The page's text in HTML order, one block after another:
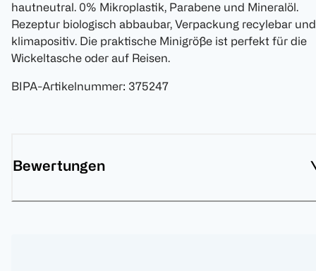
hautneutral. 0% Mikroplastik, Parabene und Mineralöl.
Rezeptur biologisch abbaubar, Verpackung recylebar und
klimapositiv. Die praktische Minigröße ist perfekt für die
Wickeltasche oder auf Reisen.
BIPA-Artikelnummer: 375247
Bewertungen